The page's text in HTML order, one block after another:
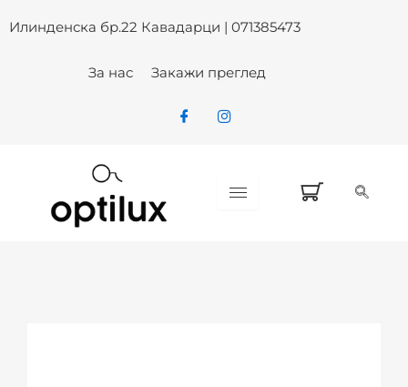
toИлинденска бр.22 Кавадарци | 071385473
За нас Закажи преглед